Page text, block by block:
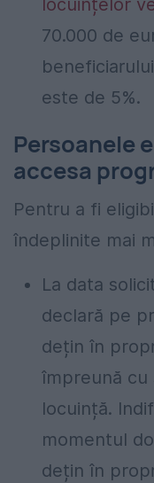
locuințelor
70.000 de
este de 5%.
Persoanele
accesa
Pentru a fi
îndeplinite mai
La data
declară pe
dețin în
împreună cu
locuință.
momentul
dețin în